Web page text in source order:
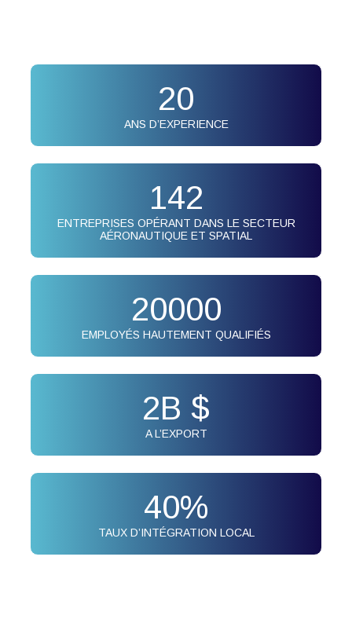
20
ANS D’EXPERIENCE
142
ENTREPRISES OPÉRANT DANS LE SECTEUR
AÉRONAUTIQUE ET SPATIAL
20000
EMPLOYÉS HAUTEMENT QUALIFIÉS
2B $
A L’EXPORT
40%
TAUX D’INTÉGRATION LOCAL